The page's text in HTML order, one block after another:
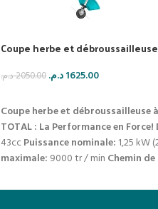
Coupe herbe et
2050.00د.م. 1625.00د.م.
Coupe herbe et débroussailleuse
TOTAL : La Performance en Force!
43ccPuissance nominale: 1,25 kW
maximale: 9000 tr / min Chemin
Diamètre de la lame:230 mm (3